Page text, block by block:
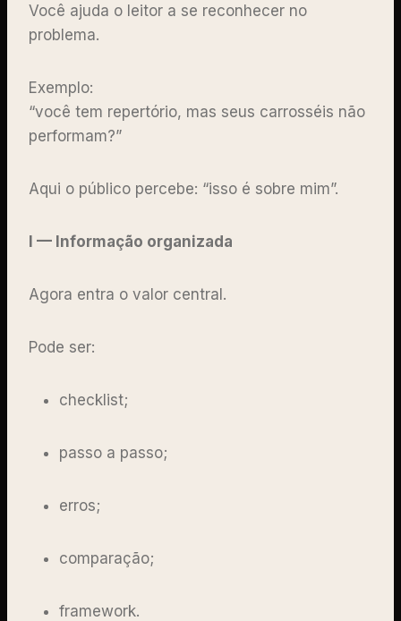
Você ajuda o leitor a se reconhecer no
problema.
Exemplo:
“você tem repertório, mas seus carrosséis não
performam?”
Aqui o público percebe: “isso é sobre mim”.
I — Informação organizada
Agora entra o valor central.
Pode ser:
checklist;
passo a passo;
erros;
comparação;
framework.